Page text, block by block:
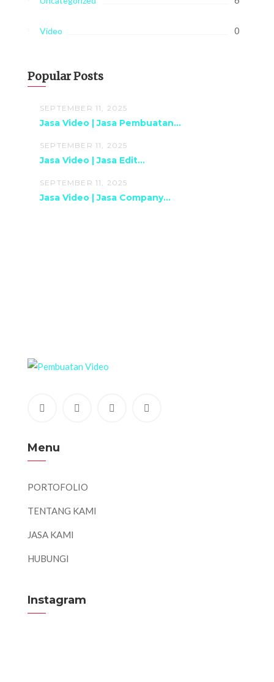
Video 0
Popular Posts
SEPTEMBER 11, 2025
Jasa Video | Jasa Pembuatan...
SEPTEMBER 11, 2025
Jasa Video | Jasa Edit...
SEPTEMBER 11, 2025
Jasa Video | Jasa Company...
Menu
PORTOFOLIO
TENTANG KAMI
JASA KAMI
HUBUNGI
Instagram